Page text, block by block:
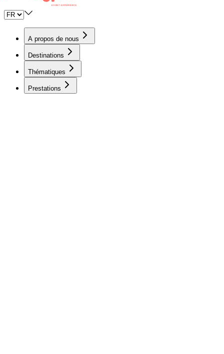
A propos de nous
Destinations
Thématiques
Prestations